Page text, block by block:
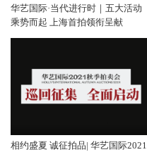
华艺国际·当代进行时｜五大活动
乘势而起 上海首拍领衔呈献
相约盛夏 诚征拍品| 华艺国际2021